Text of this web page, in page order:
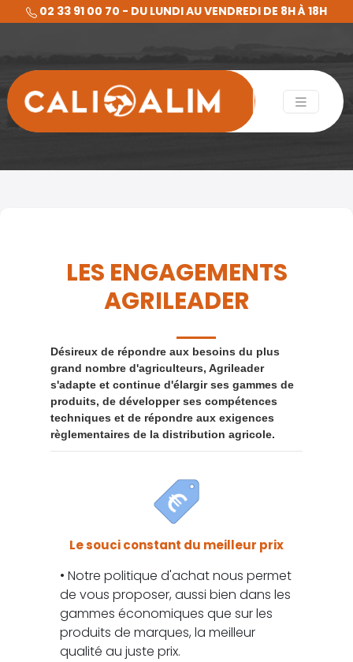
02 33 91 00 70 - DU LUNDI AU VENDREDI DE 8H À 18H
LES ENGAGEMENTS
AGRILEADER
Désireux de répondre aux besoins du plus
grand nombre d'agriculteurs, Agrileader
s'adapte et continue d'élargir ses gammes de
produits, de développer ses compétences
techniques et de répondre aux exigences
règlementaires de la distribution agricole.
Le souci constant du meilleur prix
• Notre politique d'achat nous permet
de vous proposer, aussi bien dans les
gammes économiques que sur les
produits de marques, la meilleur
qualité au juste prix.